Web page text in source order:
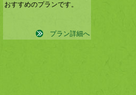
おすすめのプランです。
プラン詳細へ